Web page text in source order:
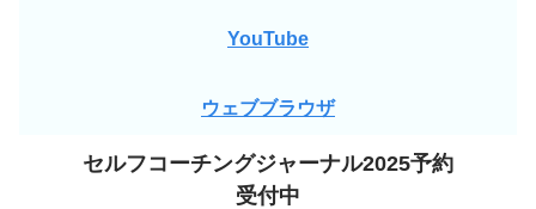
YouTube
ウェブブラウザ
セルフコーチングジャーナル2025予約
受付中